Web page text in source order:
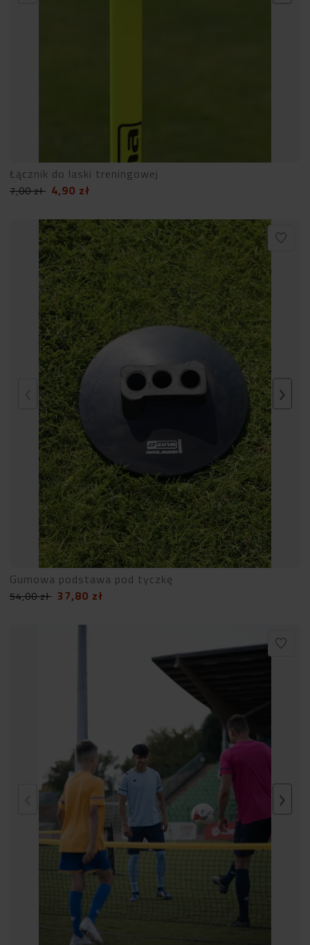
Łącznik do laski treningowej
7,00zł 4,90 zł
Gumowa podstawa pod tyczkę
54,00zł 37,80 zł